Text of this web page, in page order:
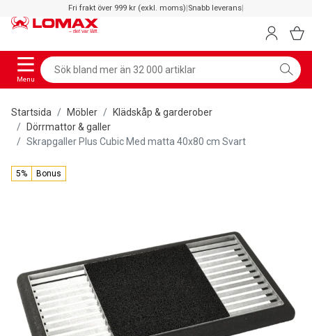
Fri frakt över 999 kr (exkl. moms)|Snabb leverans|
Menu
Startsida Möbler
Klädskåp & garderober
Dörrmattor & galler
Skrapgaller Plus Cubic Med matta 40x80 cm Svart
5% Bonus